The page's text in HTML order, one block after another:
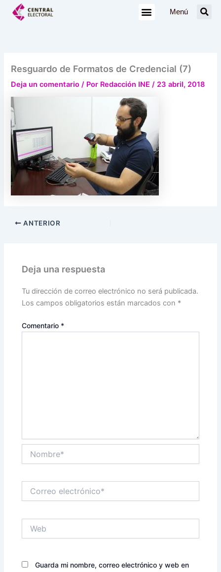
Menú
Resguardo de Formatos de Credencial (7)
Deja un comentario / Por Redacción INE/ 23 abril, 2018
ANTERIOR
Deja una respuesta
Tu dirección de correo electrónico no será publicada.
Los campos obligatorios están marcados con *
Comentario *
electrónico*
Guarda mi nombre, correo electrónico y web en